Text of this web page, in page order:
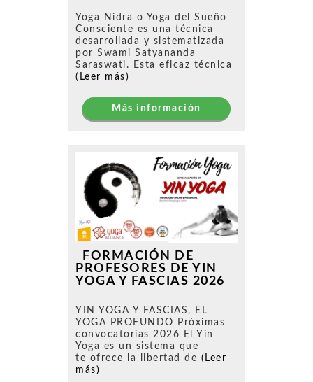
Yoga Nidra o Yoga del Sueño
Consciente es una técnica
desarrollada y sistematizada
por Swami Satyananda
Saraswati. Esta eficaz técnica
(Leer más)
Más información
FORMACIÓN DE
PROFESORES DE YIN
YOGA Y FASCIAS 2026
YIN YOGA Y FASCIAS, EL
YOGA PROFUNDO Próximas
convocatorias 2026 El Yin
Yoga es un sistema que
te ofrece la libertad de (Leer
más)